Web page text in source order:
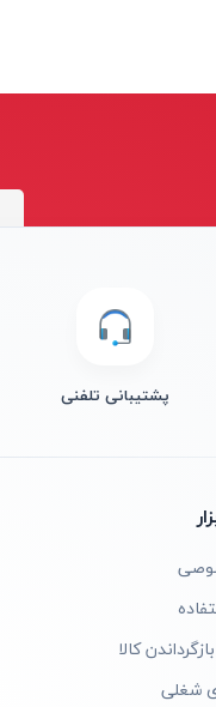
پشتیبانی تلفنی
کالا
شغلی